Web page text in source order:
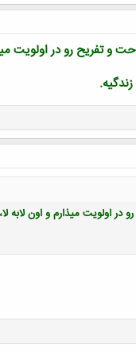
و تفریح رو در اولویت
اولویت میذارم و اون لابه